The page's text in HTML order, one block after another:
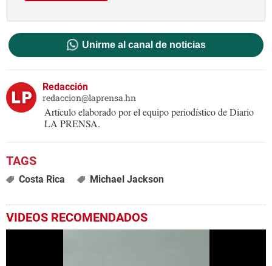
Unirme al canal de noticias
Redacción
redaccion@laprensa.hn
Artículo elaborado por el equipo periodístico de Diario
LA PRENSA.
Costa Rica Michael Jackson
VIDEOS RECOMENDADOS